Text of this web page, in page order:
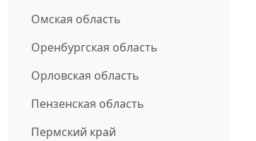
Омская область
Оренбургская область
Орловская область
Пензенская область
Пермский край